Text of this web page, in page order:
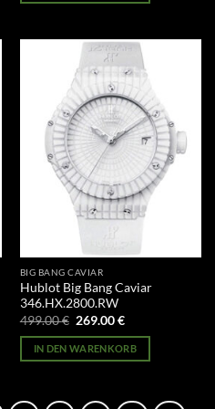
BIG BANG CAVIAR
Hublot Big Bang Caviar
346.HX.2800.RW
499.00€ Ursprünglicher
war:
499.00 €
269.00€Aktueller
ist:
269.00 €.
IN DEN WARENKORB